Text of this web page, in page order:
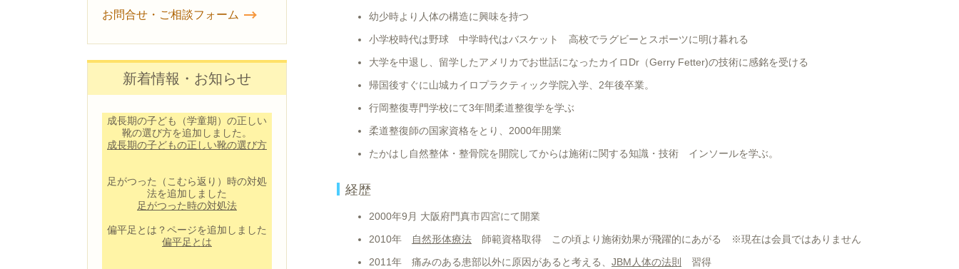
幼少時より人体の構造に興味を持つ
小学校時代は野球 中学時代はバスケット 高校でラグビーとスポーツに明け暮れる
大学を中退し、留学したアメリカでお世話になったカイロDr（Gerry Fetter)の技術に感銘を受ける
帰国後すぐに山城カイロプラクティック学院入学、2年後卒業。
行岡整復専門学校にて3年間柔道整復学を学ぶ
柔道整復師の国家資格をとり、2000年開業
たかはし自然整体・整骨院を開院してからは施術に関する知識・技術 インソールを学ぶ。
経歴
2000年9月 大阪府門真市四宮にて開業
2010年
自然形体療法 師範資格取得 この頃より施術効果が飛躍的にあがる ※現在は会員ではありません
2011年 痛みのある患部以外に原因があると考える、 JBM人体の法則
習得
お問合せ・ご相談フォーム
新着情報・お知らせ
成長期の子ども（学童期）の正しい
靴の選び方を追加しました。
成長期の子どもの正しい靴の選び方
足がつった（こむら返り）時の対処
法を追加しました
足がつった時の対処法
偏平足とは？ページを追加しました
偏平足とは